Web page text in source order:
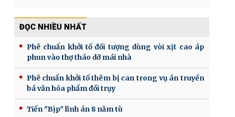
ĐỌC NHIỀU NHẤT
Phê chuẩn khởi tố đối tượng dùng vòi xịt cao áp
phun vào thợ tháo dỡ mái nhà
Phê chuẩn khởi tố thêm bị can trong vụ án truyền
bá văn hóa phẩm đồi trụy
Tiến "Bịp" lĩnh án 8 năm tù